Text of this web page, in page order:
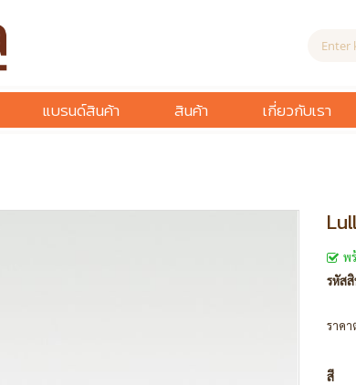
แบรนด์สินค้า สินค้า เกี่ยวกับเรา
พ
รหัส
ราค
สี